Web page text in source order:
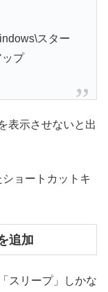
スター
ップ
表示させないと出
ョートカットキ
追加
スリープ」しかな